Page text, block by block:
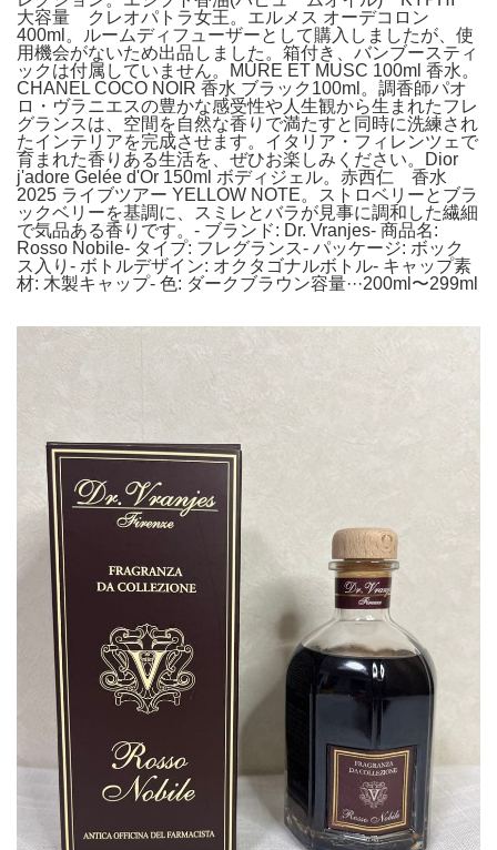
大容量 クレオパトラ女王。エルメス オーデコロン
400ml。ルームディフューザーとして購入しましたが、使
用機会がないため出品しました。箱付き、バンブースティ
ックは付属していません。MÛRE ET MUSC 100ml 香水。
CHANEL COCO NOIR 香水 ブラック100ml。調香師パオ
ロ・ヴラニエスの豊かな感受性や人生観から生まれたフレ
グランスは、空間を自然な香りで満たすと同時に洗練され
たインテリアを完成させます。イタリア・フィレンツェで
育まれた香りある生活を、ぜひお楽しみください。Dior
j'adore Gelée d'Or 150ml ボディジェル。赤西仁 香水
2025 ライブツアー YELLOW NOTE。ストロベリーとブラ
ックベリーを基調に、スミレとバラが見事に調和した繊細
で気品ある香りです。- ブランド: Dr. Vranjes- 商品名:
Rosso Nobile- タイプ: フレグランス- パッケージ: ボック
ス入り- ボトルデザイン: オクタゴナルボトル- キャップ素
材: 木製キャップ- 色: ダークブラウン容量···200ml〜299ml